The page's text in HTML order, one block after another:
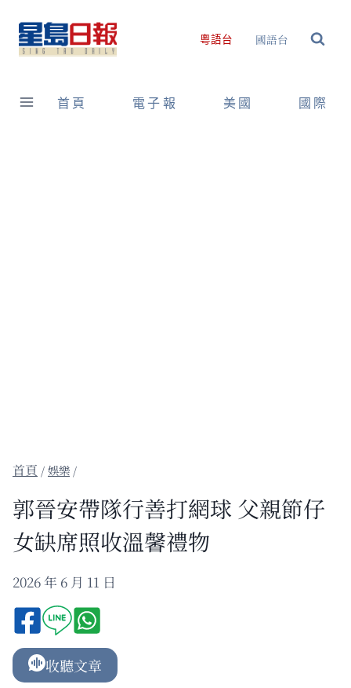
content
粵語台 國語台
首頁 電子報 美國 國際
/娛樂 /
郭晉安帶隊行善打網球 父親節仔
女缺席照收溫馨禮物
2026 年 6 月 11 日
收聽文章